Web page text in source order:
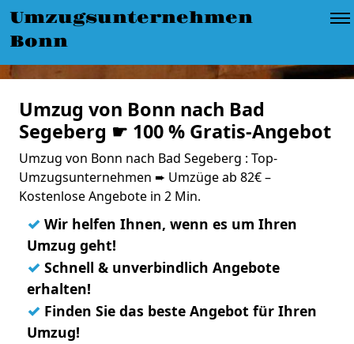
Umzugsunternehmen
Bonn
Umzug von Bonn nach Bad
Segeberg ☛ 100 % Gratis-Angebot
Umzug von Bonn nach Bad Segeberg : Top-
Umzugsunternehmen ➨ Umzüge ab 82€ –
Kostenlose Angebote in 2 Min.
✓ Wir helfen Ihnen, wenn es um Ihren
Umzug geht!
✓ Schnell & unverbindlich Angebote
erhalten!
✓ Finden Sie das beste Angebot für Ihren
Umzug!